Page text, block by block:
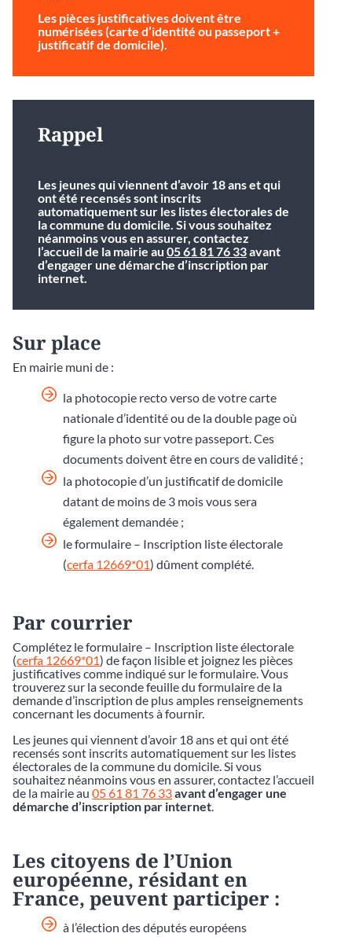
Les pièces justificatives doivent être
numérisées (carte d’identité ou passeport +
justificatif de domicile).
Rappel
Les jeunes qui viennent d’avoir 18 ans et qui
ont été recensés sont inscrits
automatiquement sur les listes électorales de
la commune du domicile. Si vous souhaitez
néanmoins vous en assurer, contactez
l’accueil de la mairie au 05 61 81 76 33avant
d’engager une démarche d’inscription par
internet.
Sur place
En mairie muni de :
la photocopie recto verso de votre carte
nationale d’identité ou de la double page où
figure la photo sur votre passeport. Ces
documents doivent être en cours de validité ;
la photocopie d’un justificatif de domicile
datant de moins de 3 mois vous sera
également demandée ;
le formulaire – Inscription liste électorale
(cerfa 12669*01) dûment complété.
Par courrier
Complétez le formulaire – Inscription liste électorale
(cerfa 12669*01) de façon lisible et joignez les pièces
justificatives comme indiqué sur le formulaire. Vous
trouverez sur la seconde feuille du formulaire de la
demande d’inscription de plus amples renseignements
concernant les documents à fournir.
Les jeunes qui viennent d’avoir 18 ans et qui ont été
recensés sont inscrits automatiquement sur les listes
électorales de la commune du domicile. Si vous
souhaitez néanmoins vous en assurer, contactez l’accueil
de la mairie au 05 61 81 76 33avant d’engager une
démarche d’inscription par internet
Les citoyens de l’Union
européenne, résidant en
France, peuvent participer :
à l’élection des députés européens